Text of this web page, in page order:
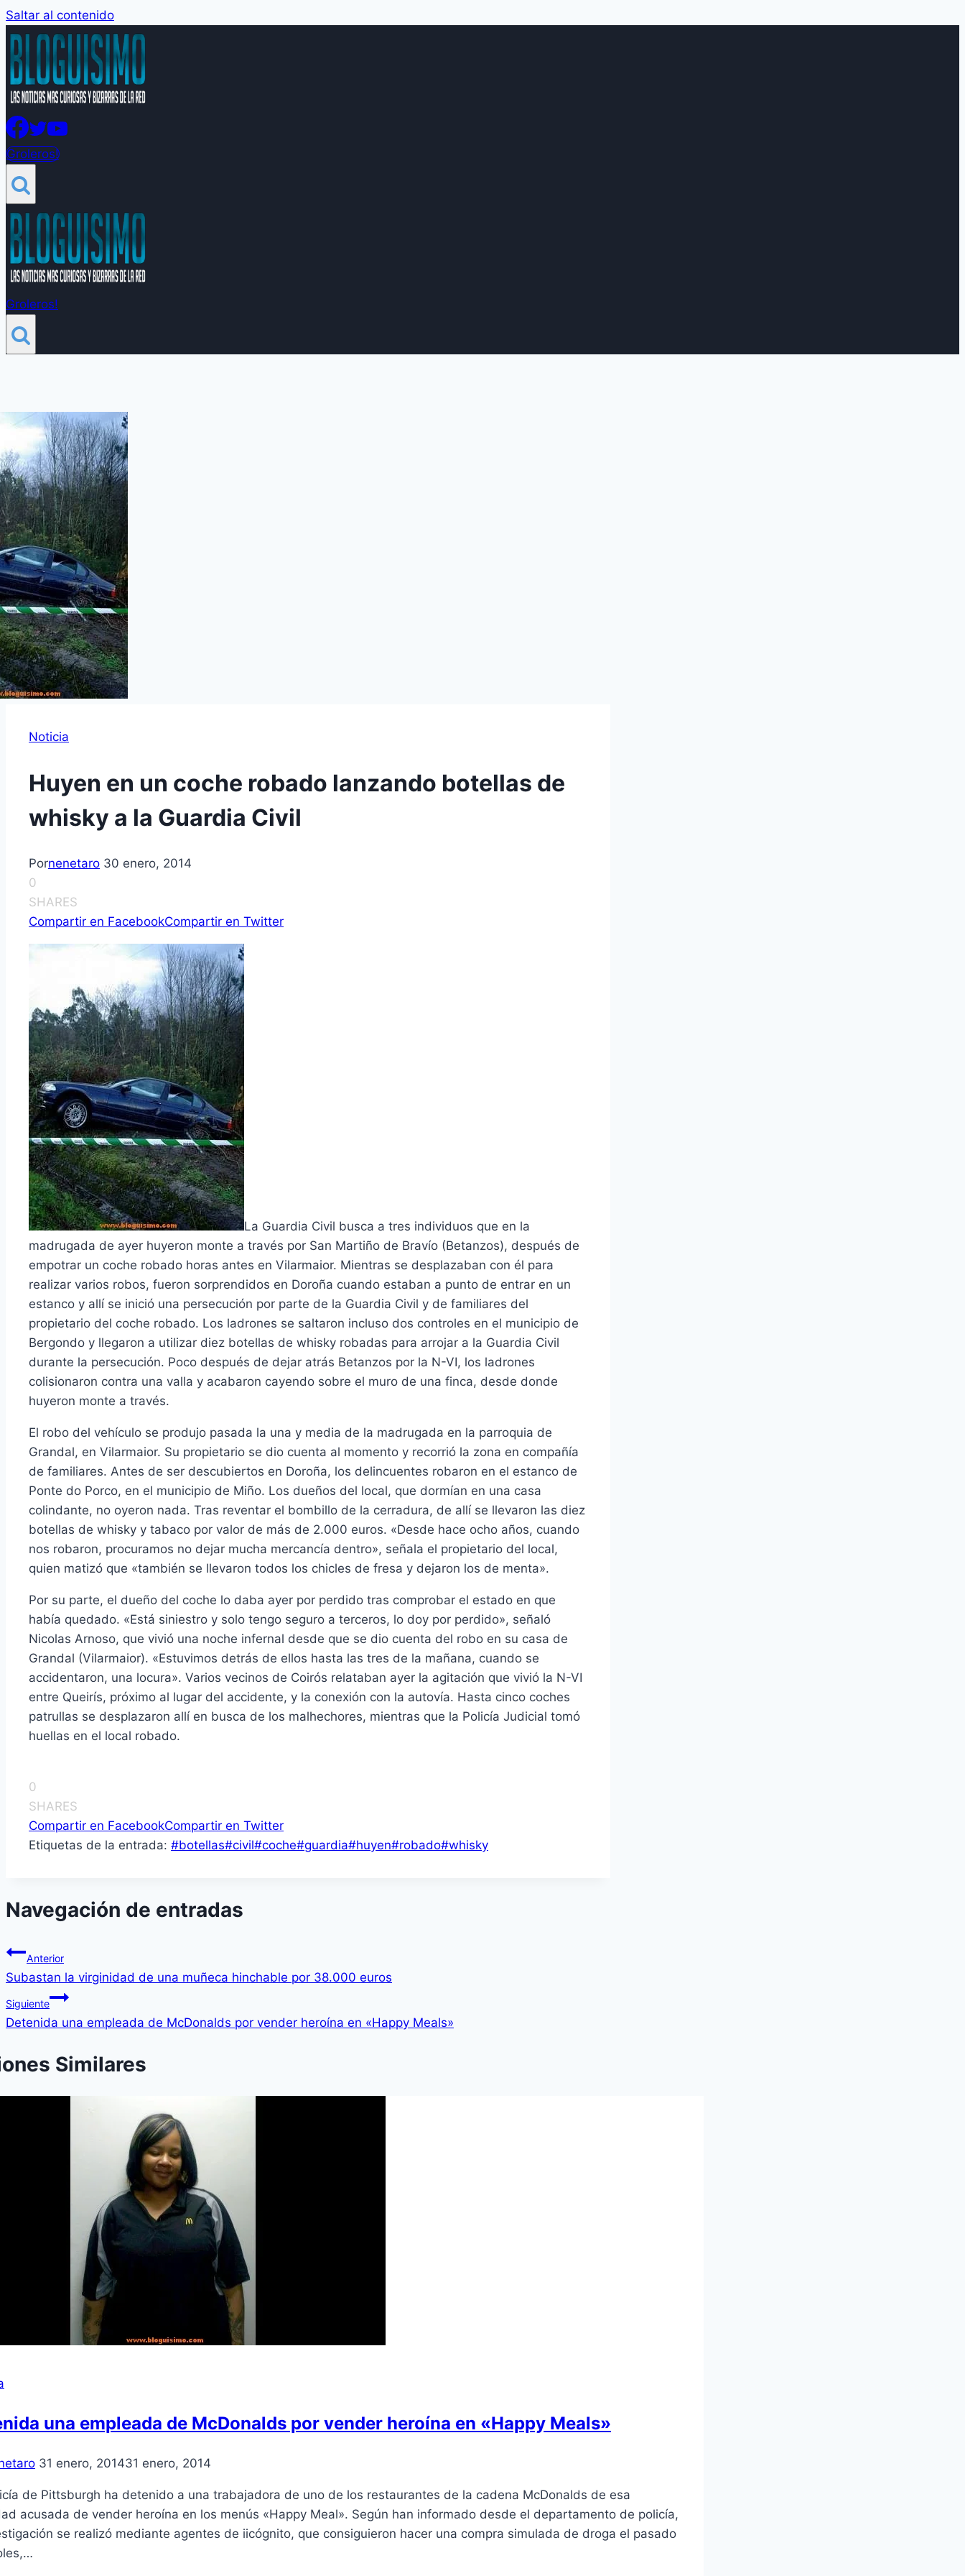
Saltar al contenido
Groleros!
Groleros!
Noticia
Huyen en un coche robado lanzando botellas de
whisky a la Guardia Civil
Pornenetaro 30 enero, 2014
0
SHARES
Compartir en FacebookCompartir en Twitter
La Guardia Civil busca a tres individuos que en la
madrugada de ayer huyeron monte a través por San Martiño de Bravío (Betanzos), después de
empotrar un coche robado horas antes en Vilarmaior. Mientras se desplazaban con él para
realizar varios robos, fueron sorprendidos en Doroña cuando estaban a punto de entrar en un
estanco y allí se inició una persecución por parte de la Guardia Civil y de familiares del
propietario del coche robado. Los ladrones se saltaron incluso dos controles en el municipio de
Bergondo y llegaron a utilizar diez botellas de whisky robadas para arrojar a la Guardia Civil
durante la persecución. Poco después de dejar atrás Betanzos por la N-VI, los ladrones
colisionaron contra una valla y acabaron cayendo sobre el muro de una finca, desde donde
huyeron monte a través.
El robo del vehículo se produjo pasada la una y media de la madrugada en la parroquia de
Grandal, en Vilarmaior. Su propietario se dio cuenta al momento y recorrió la zona en compañía
de familiares. Antes de ser descubiertos en Doroña, los delincuentes robaron en el estanco de
Ponte do Porco, en el municipio de Miño. Los dueños del local, que dormían en una casa
colindante, no oyeron nada. Tras reventar el bombillo de la cerradura, de allí se llevaron las diez
botellas de whisky y tabaco por valor de más de 2.000 euros. «Desde hace ocho años, cuando
nos robaron, procuramos no dejar mucha mercancía dentro», señala el propietario del local,
quien matizó que «también se llevaron todos los chicles de fresa y dejaron los de menta».
Por su parte, el dueño del coche lo daba ayer por perdido tras comprobar el estado en que
había quedado. «Está siniestro y solo tengo seguro a terceros, lo doy por perdido», señaló
Nicolas Arnoso, que vivió una noche infernal desde que se dio cuenta del robo en su casa de
Grandal (Vilarmaior). «Estuvimos detrás de ellos hasta las tres de la mañana, cuando se
accidentaron, una locura». Varios vecinos de Coirós relataban ayer la agitación que vivió la N-VI
entre Queirís, próximo al lugar del accidente, y la conexión con la autovía. Hasta cinco coches
patrullas se desplazaron allí en busca de los malhechores, mientras que la Policía Judicial tomó
huellas en el local robado.
0
SHARES
Compartir en FacebookCompartir en Twitter
Etiquetas de la entrada: #botellas#civil#coche#guardia#huyen#robado#whisky
Navegación de entradas
Anterior
Subastan la virginidad de una muñeca hinchable por 38.000 euros
Siguiente
Detenida una empleada de McDonalds por vender heroína en «Happy Meals»
Similares
una empleada de McDonalds por vender heroína en «Happy Meals»
31 enero, 201431 enero, 2014
de Pittsburgh ha detenido a una trabajadora de uno de los restaurantes de la cadena McDonalds de esa
acusada de vender heroína en los menús «Happy Meal». Según han informado desde el departamento de policía,
se realizó mediante agentes de iicógnito, que consiguieron hacer una compra simulada de droga el pasado